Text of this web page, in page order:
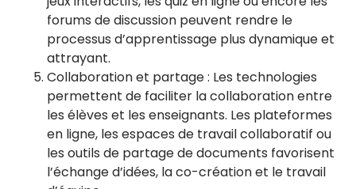
forums de discussion peuvent rendre le
processus d’apprentissage plus dynamique et
attrayant.
Collaboration et partage : Les technologies
permettent de faciliter la collaboration entre
les élèves et les enseignants. Les plateformes
en ligne, les espaces de travail collaboratif ou
les outils de partage de documents favorisent
l’échange d’idées, la co-création et le travail